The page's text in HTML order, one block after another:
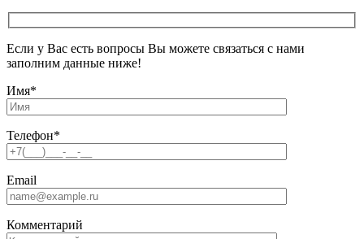
Если у Вас есть вопросы Вы можете связаться с нами
заполним данные ниже!
Имя*
Телефон*
Email
Комментарий